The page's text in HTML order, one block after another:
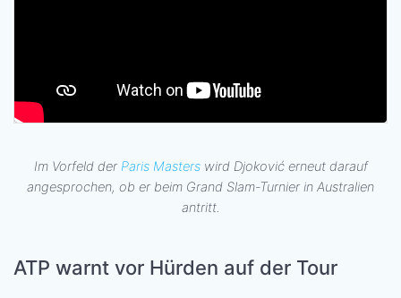
Im Vorfeld der Paris Masterswird Djoković erneut darauf
angesprochen, ob er beim Grand Slam-Turnier in Australien
antritt.
ATP warnt vor Hürden auf der Tour